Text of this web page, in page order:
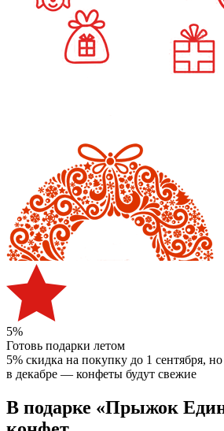
5%
Готовь подарки летом
5% скидка на покупку до 1 сентября,
в декабре — конфеты будут свежие
В подарке «Прыжок